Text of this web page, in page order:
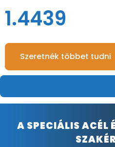
1.4439
Szeretnék többet tudni
A SPECIÁLIS ACÉL